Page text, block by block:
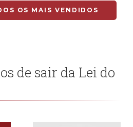
OS MAIS VENDIDOS
de sair da Lei do